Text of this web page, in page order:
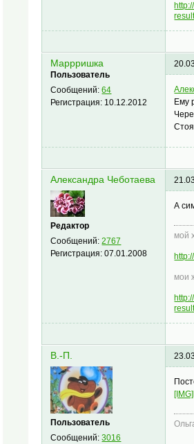
Маррришка
Пользователь
Сообщений:64
Регистрация: 10.12.2012
Ему
Александра Чеботаева
Редактор
Сообщений:2767
Регистрация:07.01.2008
А
мой
мои
В.-П.
Пользователь
Сообщений:3016